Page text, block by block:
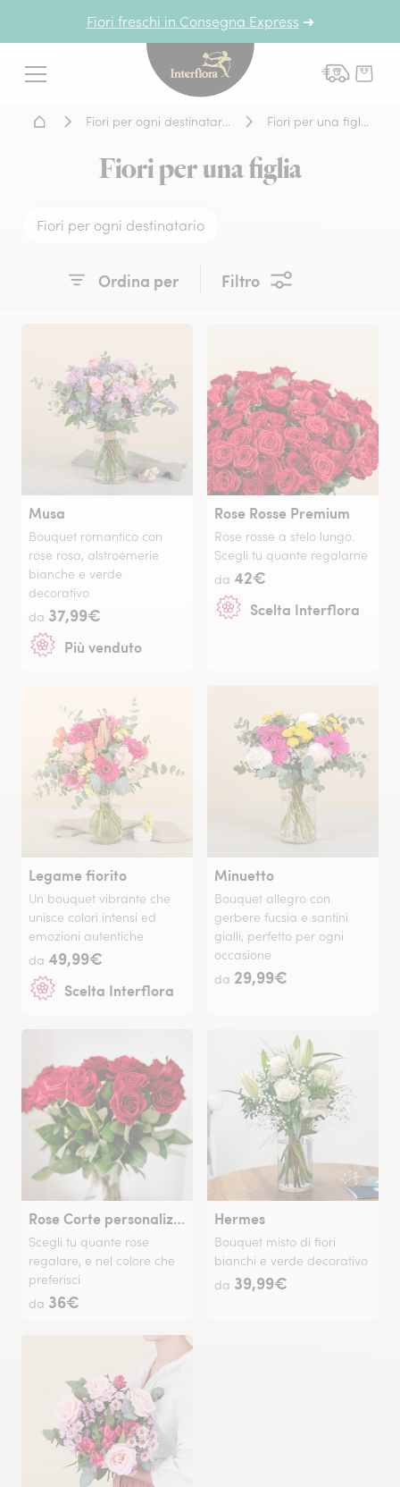
Fiori freschi in Consegna Express ➜
Menu
Interflora - fiori a
Home - Fiori a domicilio
Fiori per ogni destinatario
Fiori per una figlia
Fiori per ogni destinatario
Ordina per Filtro
Musa
Bouquet romantico con
rose rosa, alstroemerie
bianche e verde
decorativo
da 37,99€
Più venduto
Rose Rosse Premium
Rose rosse a stelo lungo.
Scegli tu quante regalarne
da 42€
Scelta Interflora
Legame fiorito
Un bouquet vibrante che
unisce colori intensi ed
emozioni autentiche
da 49,99€
Scelta Interflora
Minuetto
Bouquet allegro con
gerbere fucsia e santini
gialli, perfetto per ogni
occasione
da 29,99€
Rose Corte personalizzabili
Scegli tu quante rose
regalare, e nel colore che
preferisci
da 36€
Hermes
Bouquet misto di fiori
bianchi e verde decorativo
da 39,99€